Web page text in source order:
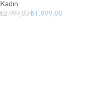
Kadın
₺2.999,00 ₺1.899,00